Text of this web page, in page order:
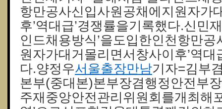
항만공사신입사원공채에지원자가
후’역대급’경쟁률을기록했다.신민
인드채용방식’을도입한인천항만
원자가대거몰리면서창사이후’역대
다.양정우서울출장만남기자=김부
본부(중대본)본부장겸행정안전부
주재중앙안전관리위원회를개최해